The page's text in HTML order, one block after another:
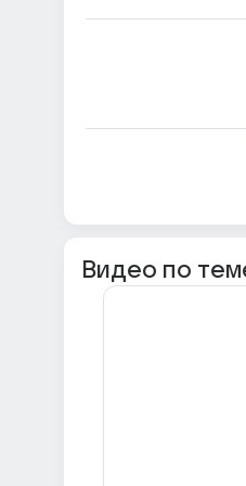
Видео по